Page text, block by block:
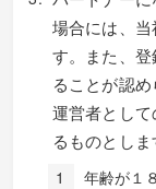
場合には、
す。また、
ることが認
運営者とし
るものとしま
年齢が１